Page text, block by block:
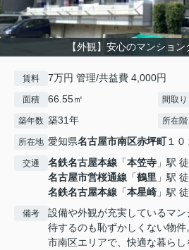
【外観】安心のマンショ
賃料 7万円 管理/共益費 4,000円
面積 66.55㎡ 間取り
築年数 築31年 所在階
所在地 愛知県名古屋市南区赤坪町１０
交通 名鉄名古屋本線 「本笠寺 」駅
名古屋市営桜通線 「鶴里 」駅
名鉄名古屋本線 「本星崎 」駅
備考
設備や外観が充実しているマ
待するのも恥ずかしくない物
市南区エリアで、快適な暮ら